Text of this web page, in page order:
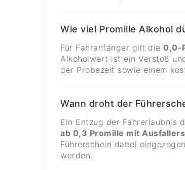
Wie viel Promille Alkohol
Für Fahranfänger gilt die 0,0-
Alkoholwert ist ein Verstoß
der Probezeit sowie einem
Wann droht der
Ein Entzug der Fahrerlaubnis
ab 0,3 Promille mit
Führerschein dabei
werden.